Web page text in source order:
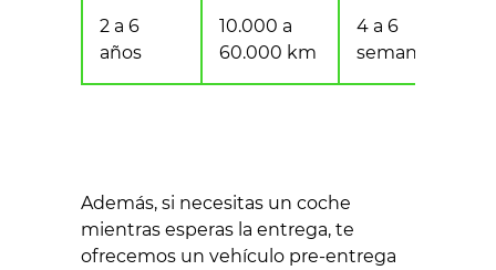
2 a 6
años
10.000 a
60.000 km
4 a 6
semanas
Además, si necesitas un coche
mientras esperas la entrega, te
ofrecemos un vehículo pre-entrega